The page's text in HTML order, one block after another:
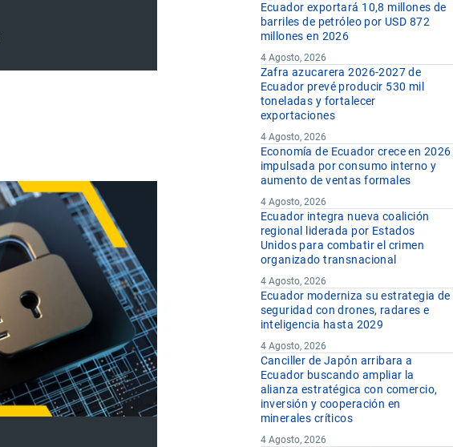
Ecuador exportará 10,8 millones de
barriles de petróleo por USD 872
millones en 2026
4 Agosto, 2026
Zafra azucarera 2026-2027 de
Ecuador prevé producir 530 mil
toneladas y fortalecer
exportaciones
4 Agosto, 2026
Economía de Ecuador crece en 2026
impulsada por consumo interno y
aumento de ventas formales
4 Agosto, 2026
Ecuador integra nueva coalición
regional liderada por Estados
Unidos para combatir el crimen
organizado transnacional
4 Agosto, 2026
Ecuador moderniza su estrategia de
seguridad con drones, radares e
inteligencia hasta 2029
4 Agosto, 2026
Canciller de Japón arribara a
Ecuador buscando ampliar la
alianza estratégica con comercio,
inversión y cooperación en
minerales críticos
4 Agosto, 2026